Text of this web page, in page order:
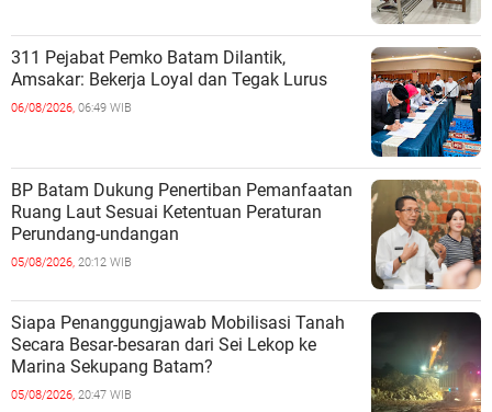
311 Pejabat Pemko Batam Dilantik,
Amsakar: Bekerja Loyal dan Tegak Lurus
06/08/2026, 06:49 WIB
BP Batam Dukung Penertiban Pemanfaatan
Ruang Laut Sesuai Ketentuan Peraturan
Perundang-undangan
05/08/2026, 20:12 WIB
Siapa Penanggungjawab Mobilisasi Tanah
Secara Besar-besaran dari Sei Lekop ke
Marina Sekupang Batam?
05/08/2026, 20:47 WIB